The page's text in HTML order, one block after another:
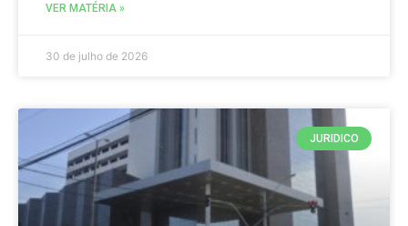
VER MATÉRIA »
30 de julho de 2026
JURIDICO